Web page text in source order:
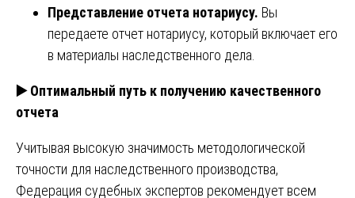
Представление отчета нотариусу. Вы
передаете отчет нотариусу, который включает его
в материалы наследственного дела.
▶️ Оптимальный путь к получению качественного
отчета
Учитывая высокую значимость методологической
точности для наследственного производства,
Федерация судебных экспертов рекомендует всем